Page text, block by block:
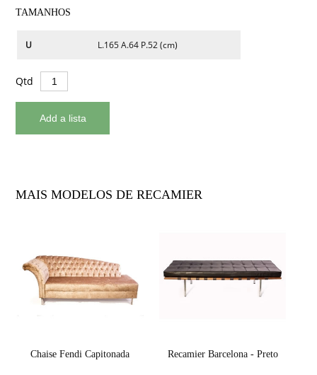
TAMANHOS
U L.165 A.64 P.52 (cm)
Qtd
MAIS MODELOS DE RECAMIER
Chaise Fendi Capitonada Recamier Barcelona - Preto